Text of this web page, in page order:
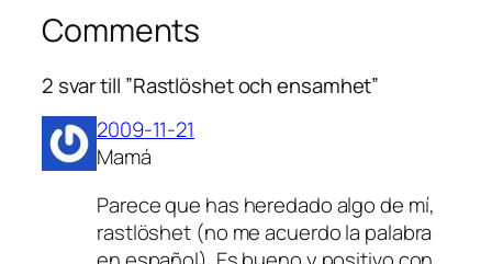
Comments
2 svar till ”Rastlöshet och ensamhet”
2009-11-21
Mamá
Parece que has heredado algo de mí,
rastlöshet (no me acuerdo la palabra